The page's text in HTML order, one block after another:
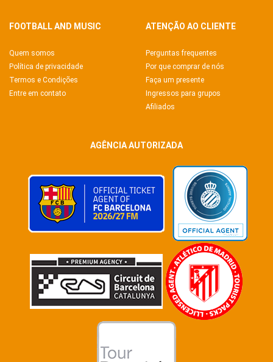
FOOTBALL AND MUSIC
Quem somos
Política de privacidade
Termos e Condições
Entre em contato
ATENÇÃO AO CLIENTE
Perguntas frequentes
Por que comprar de nós
Faça um presente
Ingressos para grupos
Afiliados
AGÊNCIA AUTORIZADA